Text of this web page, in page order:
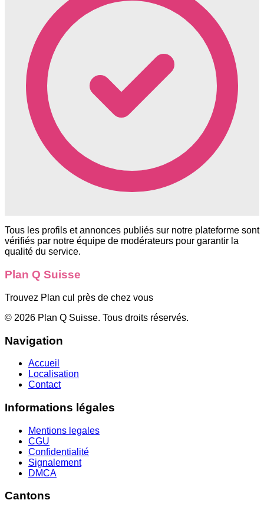
Tous les profils et annonces publiés sur notre plateforme sont
vérifiés par notre équipe de modérateurs pour garantir la
qualité du service.
Plan Q Suisse
Trouvez Plan cul près de chez vous
© 2026 Plan Q Suisse. Tous droits réservés.
Navigation
Accueil
Localisation
Contact
Informations légales
Mentions legales
CGU
Confidentialité
Signalement
DMCA
Cantons